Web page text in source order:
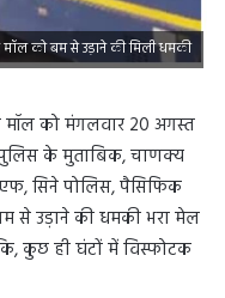
को बम से उड़ाने की मिली धमकी
मॉल को मंगलवार 20 अगस्त
के मुताबिक, चाणक्य
सिने पोलिस, पैसिफिक
से उड़ाने की धमकी भरा मेल
कुछ ही घंटों में विस्फोटक